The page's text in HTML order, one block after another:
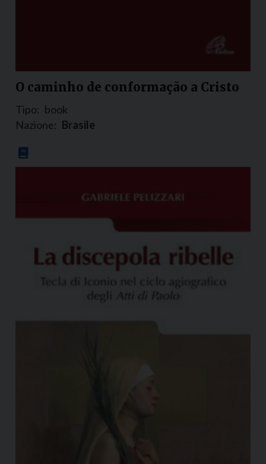
O caminho de conformação a Cristo
Tipo: book
Nazione: Brasile